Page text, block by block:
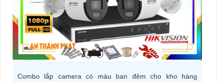
CAMERA
TƯ
VẤN
Combo lắp camera có màu ban đêm cho kho hàng